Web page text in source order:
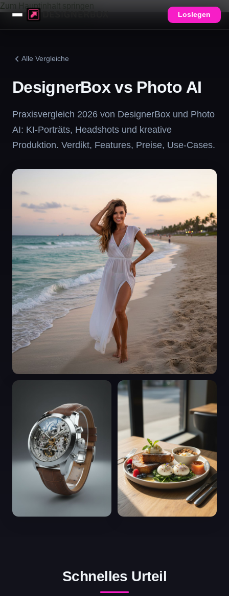
Zum Hauptinhalt springen
Loslegen
Alle Vergleiche
DesignerBox vs Photo AI
Praxisvergleich 2026 von DesignerBox und Photo
AI: KI-Porträts, Headshots und kreative
Produktion. Verdikt, Features, Preise, Use-Cases.
Schnelles Urteil